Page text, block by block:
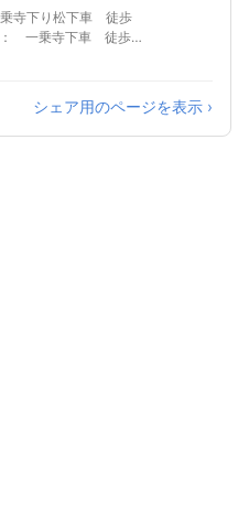
寺下り松下車 徒歩
シェア用のページを表示 ›